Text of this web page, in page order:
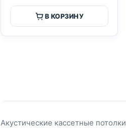
В КОРЗИНУ
Акустические кассетные потолки